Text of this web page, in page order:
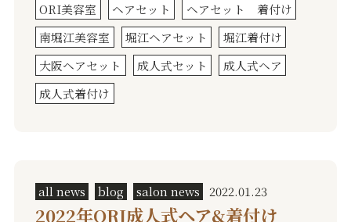
ORI美容室 ヘアセット
ヘアセット 着付け
南堀江美容室
堀江ヘアセット
堀江着付け
大阪ヘアセット
成人式セット
成人式ヘア
成人式着付け
all news blog salon news 2022.01.23
2022年ORI成人式ヘア&着付け